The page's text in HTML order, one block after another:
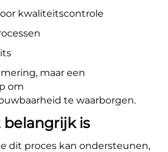
kwaliteitscontrole
maar een
om
te waarborgen.
is
dit proces kan ondersteunen,